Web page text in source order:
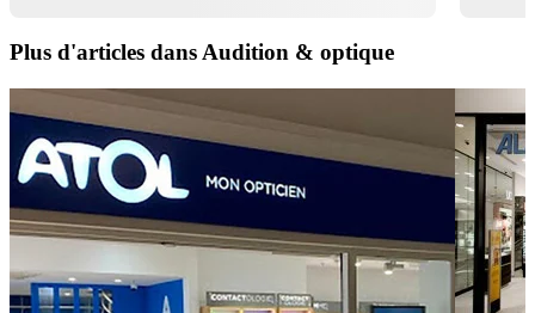
Plus d'articles dans Audition & optique